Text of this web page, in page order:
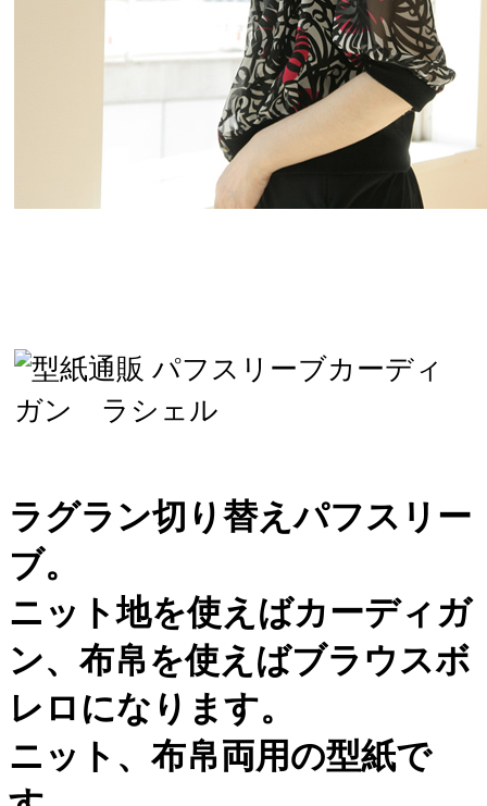
ラグラン切り替えパフスリー
ブ。
ニット地を使えばカーディガ
ン、布帛を使えばブラウスボ
レロになります。
ニット、布帛両用の型紙で